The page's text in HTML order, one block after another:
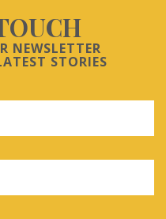
NEWSLETTER
STORIES